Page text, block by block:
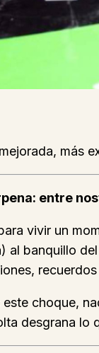
más
entre
vivir un
al banquillo
choque,
desgrana lo